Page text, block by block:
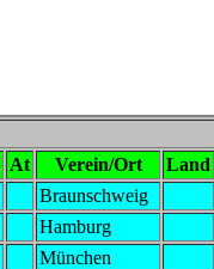
At Verein/Ort
Land
Braunschweig
Hamburg
München